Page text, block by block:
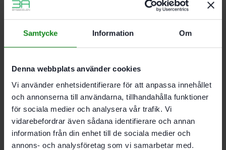
Samtycke Information Om
Denna webbplats använder cookies
Vi använder enhetsidentifierare för att anpassa innehållet
och annonserna till användarna, tillhandahålla funktioner
för sociala medier och analysera vår trafik. Vi
vidarebefordrar även sådana identifierare och annan
information från din enhet till de sociala medier och
annons- och analysföretag som vi samarbetar med.
även i kombination med Festools styrskena
För PS 300. PSB 300. PS 400. PSC 400. PSBC 400.
Skränkta tänder. koniskt slipade för snabba
Tandad längd 145 mm
Tanddelning 4 mm
Max. materialtjocklek 100 mm
Förpackning 5-pack